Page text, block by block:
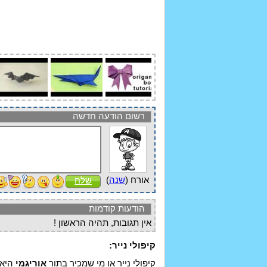
רשום הודעה חדשה
אורח (שנה) שלח
הודעות קודמות
אין תגובות, תהיה הראשון !
קיפולי נייר:
קיפולי נייר או מי שמכיר בתור אוריגמי